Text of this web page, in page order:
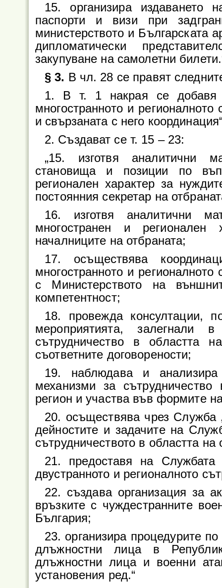
15. организира издаването
паспорти и визи при
министерството и Българската
дипломатически
закупуване на самолетни
§ 3. В чл. 28 се правят
1. В т. 1 накрая се добавя
многостранното и
и свързаната с него
2. Създават се т. 15 – 23:
„15. изготвя аналитични
становища и позиции по
регионален характер за
постоянния секретар на
16. изготвя аналитични
многостранен и
началниците на отбраната;
17. осъществява
многостранното и
с Министерството на
компетентност;
18. провежда консултации,
мероприятията, залегнали
сътрудничество в областта
съответните договорености;
19. наблюдава и
механизми за
регион и участва във формите
20. осъществява чрез Служба
дейностите и задачите на
сътрудничеството в областта на
21. предоставя на
двустранното и регионалното
22. създава организация за
връзките с чуждестранните
България;
23. организира процедурите
длъжностни лица в
длъжностни лица и военни
установения ред.“